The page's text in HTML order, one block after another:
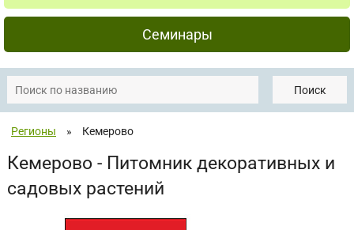
Семинары
Поиск
Регионы » Кемерово
Кемерово - Питомник декоративных и
садовых растений